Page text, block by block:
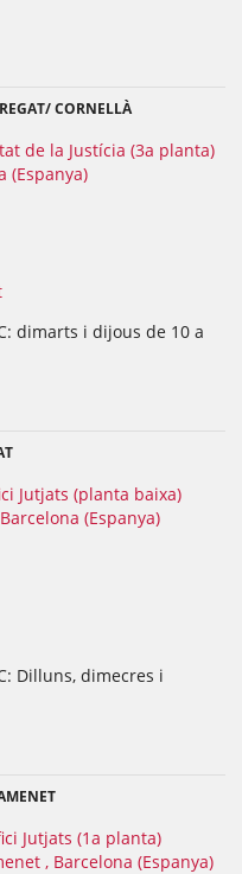
CORNELLÀ
de la Justícia (3a planta)
(Espanya)
dimarts i dijous de 10 a
Jutjats (planta baixa)
(Espanya)
Dilluns, dimecres i
Jutjats (1a planta)
, Barcelona (Espanya)